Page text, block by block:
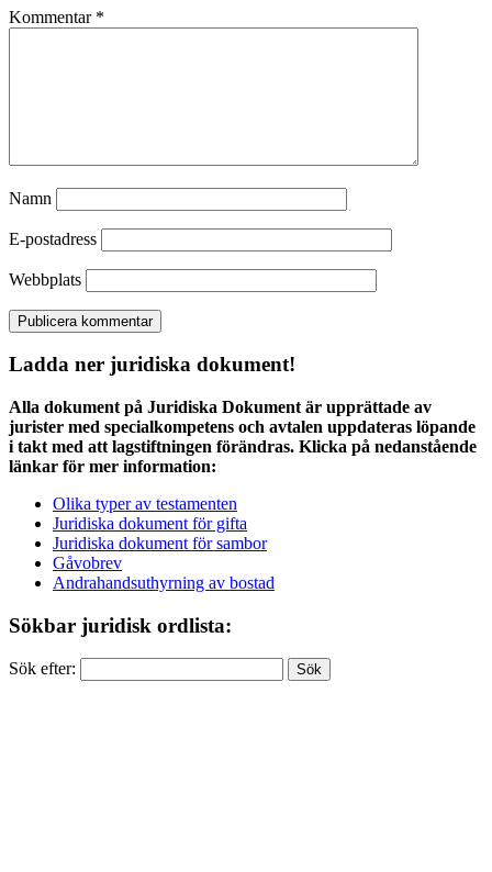
Kommentar *
Namn
E-postadress
Webbplats
Ladda ner juridiska dokument!
Alla dokument på Juridiska Dokument är upprättade av
jurister med specialkompetens och avtalen uppdateras löpande
i takt med att lagstiftningen förändras. Klicka på nedanstående
länkar för mer information:
Olika typer av testamenten
Juridiska dokument för gifta
Juridiska dokument för sambor
Gåvobrev
Andrahandsuthyrning av bostad
Sökbar juridisk ordlista:
Sök efter: